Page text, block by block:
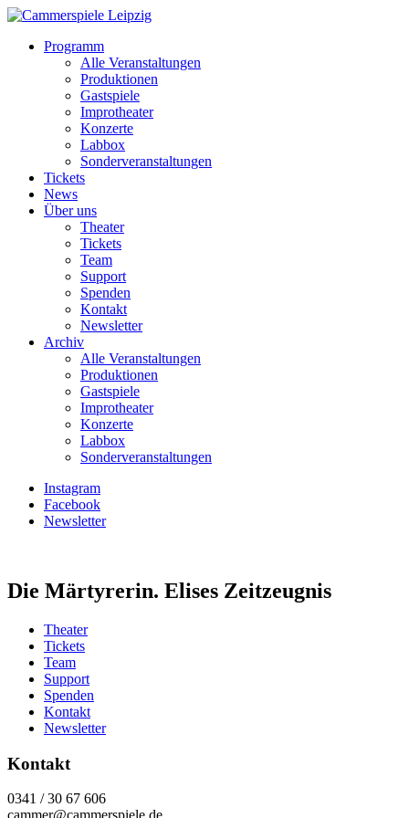
Programm
Alle Veranstaltungen
Produktionen
Gastspiele
Improtheater
Konzerte
Labbox
Sonderveranstaltungen
Tickets
News
Über uns
Theater
Tickets
Team
Support
Spenden
Kontakt
Newsletter
Archiv
Alle Veranstaltungen
Produktionen
Gastspiele
Improtheater
Konzerte
Labbox
Sonderveranstaltungen
Instagram
Facebook
Newsletter
Die Märtyrerin. Elises Zeitzeugnis
Theater
Tickets
Team
Support
Spenden
Kontakt
Newsletter
Kontakt
0341 / 30 67 606